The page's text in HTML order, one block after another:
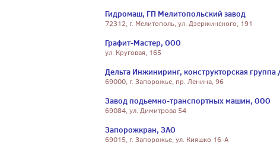
Гидромаш, ГП Мелитопольский завод
72312, г. Мелитополь, ул. Дзержинского, 191
Графит-Мастер, ООО
ул. Круговая, 165
Дельта Инжиниринг, конструкторская
69000, г. Запорожье, пр. Ленина, 96
Завод подьемно-транспортных машин, ООО
69084, ул. Димитрова 54
Запорожкран, ЗАО
69015, г. Запорожье, ул. Кияшко 16-А